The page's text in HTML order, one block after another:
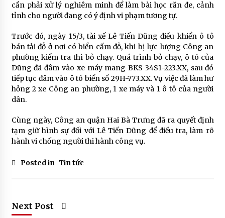
_=1
cần phải xử lý nghiêm minh để làm bài học răn đe, cảnh
tỉnh cho người đang có ý định vi phạm tương tự.
Trước đó, ngày 15/3, tài xế Lê Tiến Dũng điều khiển ô tô
bán tải đỗ ở nơi có biển cấm đỗ, khi bị lực lượng Công an
phường kiểm tra thì bỏ chạy. Quá trình bỏ chạy, ô tô của
Dũng đã đâm vào xe máy mang BKS 34S1-223.XX, sau đó
tiếp tục đâm vào ô tô biển số 29H-773.XX. Vụ việc đã làm hư
hỏng 2 xe Công an phường, 1 xe máy và 1 ô tô của người
dân.
Cùng ngày, Công an quận Hai Bà Trưng đã ra quyết định
tạm giữ hình sự đối với Lê Tiến Dũng để điều tra, làm rõ
hành vi chống người thi hành công vụ.
Posted in Tin tức
Next Post